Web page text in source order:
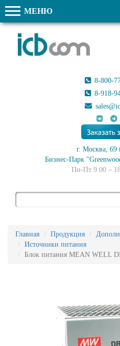
МЕНЮ
8-800-
8-918-
г. Москва,
Бизнес-Парк
Пн-Пт 9:00 –
Главная Продукция
Источники питания
Блок питания MEAN WELL